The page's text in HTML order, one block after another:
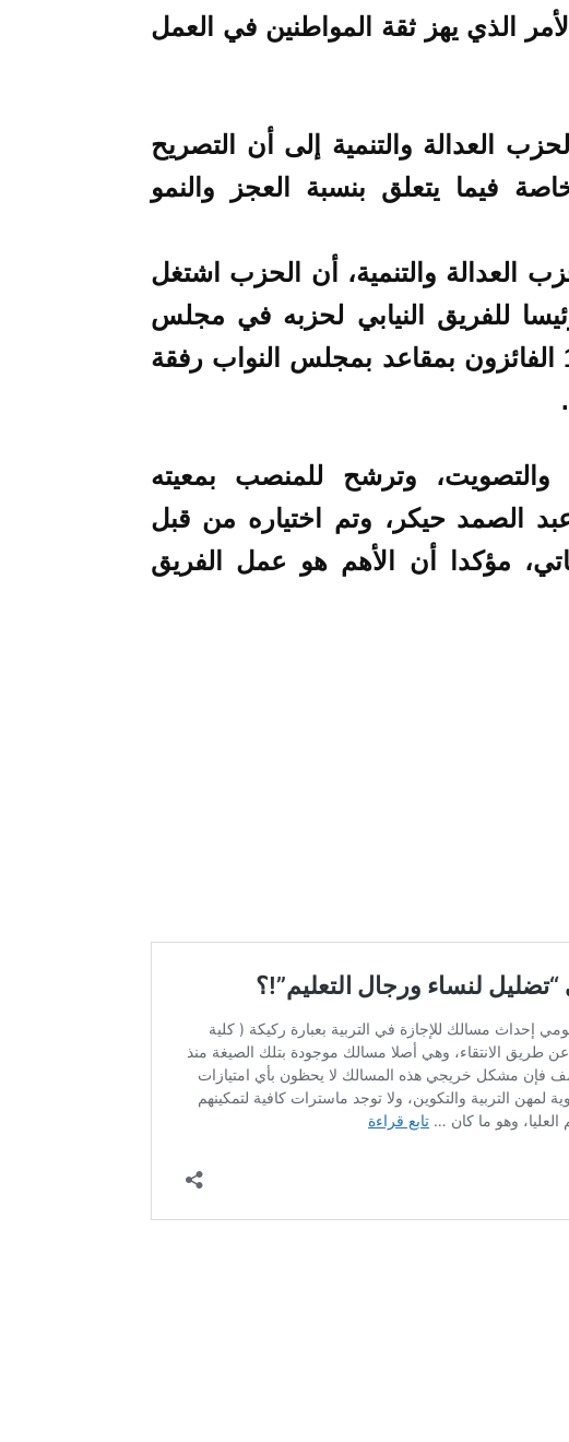
الذي يهز ثقة المواطنين في العمل
العدالة والتنمية إلى أن التصريح
فيما يتعلق بنسبة العجز والنمو
العدالة والتنمية، أن الحزب اشتغل
للفريق النيابي لحزبه في مجلس
النواب، حيث واجتمع الأعضاء 13 الفائزون بمقاعد بمجلس النواب رفقة
والتصويت، وترشح للمنصب بمعيته
الصمد حيكر، وتم اختياره من قبل
مؤكدا أن الأهم هو عمل الفريق